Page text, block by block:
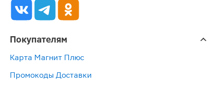
Покупателям
Карта Магнит Плюс
Промокоды Доставки